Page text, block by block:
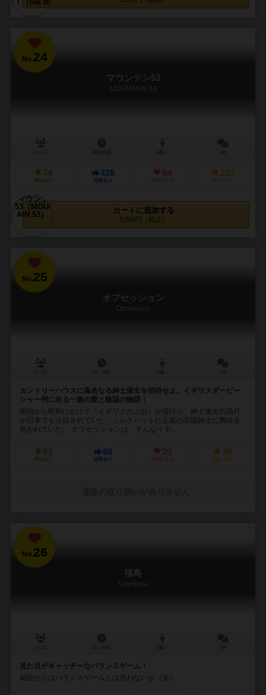
No.24
マウンテン53
MOUNTAIN 53
74
興味あり
428
経験あり
64
お気に入り
231
持ってる
カートに追加する
3,960円（税込）
No.25
オブセッション
Obsession
カントリーハウスに高名なる紳士淑女を招待せよ。イギリスダービー
シャー州に在る一族の愛と陰謀の物語！
明治から昭和にかけて「イギリスかぶれ」が流行り、紳士淑女の品行
が日本でも注目されていた。シルクハットに正装の英国紳士に興味を
惹かれていた。 オブセッションは、そんなイギ...
83
興味あり
68
経験あり
20
お気に入り
38
持ってる
No.26
猫島
Nekojima
見た目がキャッチーなバランスゲーム！
箱絵からはバランスゲームとは思わないが（笑）